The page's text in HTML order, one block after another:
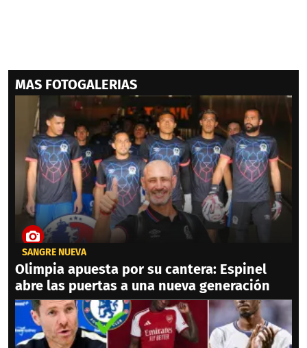
MAS FOTOGALERIAS
SANGRE NUEVA
Olimpia apuesta por su cantera: Espinel
abre las puertas a una nueva generación